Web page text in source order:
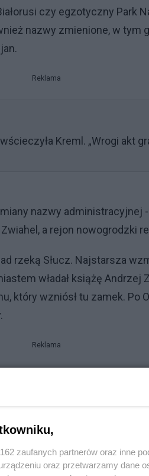
czy egzotyczny Park
nazwy zmienione, w tym
Reklama
Kreml. „Wrogi akt
nazwy administracyjnej
a rejon nowogrodzki
rzeką Słucz. Najstarsza
władał książę Andrzej
który wzniósł tu zamek. Po
Reklama
Nowogród Wołyński
czerwca 2022 roku, w
historycznej Zwiahel, stąd
Rzeczypospolitej
ukraińskiej Dubriwka na
zaufanych partnerów oraz inne
oraz przetwarzamy dane